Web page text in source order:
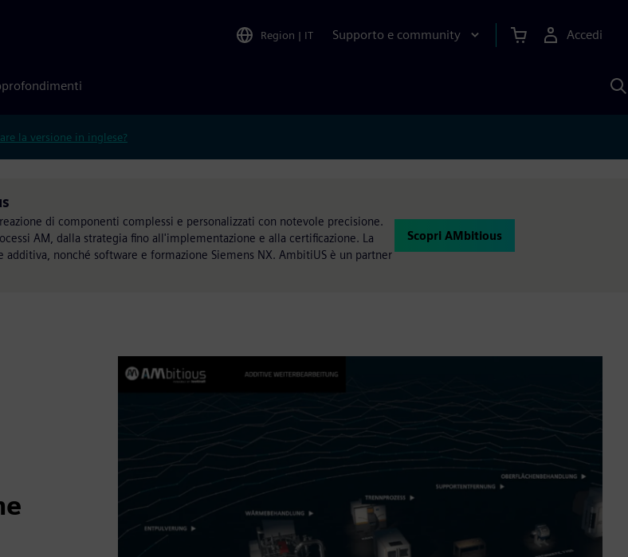
Region | IT Supporto e community Accedi
la versione in inglese?
di componenti complessi e personalizzati con notevole precisione.
AM, dalla strategia fino all'implementazione e alla certificazione. La
nonché software e formazione Siemens NX. AmbitiUS è un partner
Scopri AMbitious